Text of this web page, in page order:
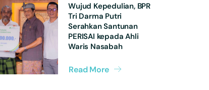
Wujud Kepedulian, BPR
Tri Darma Putri
Serahkan Santunan
PERISAI kepada Ahli
Waris Nasabah
Read More